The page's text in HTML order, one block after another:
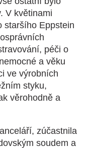
V květinami
staršího Eppstein
péči o
a věku
ve výrobních
styku,
věrohodně a
zúčastnila
soudem a